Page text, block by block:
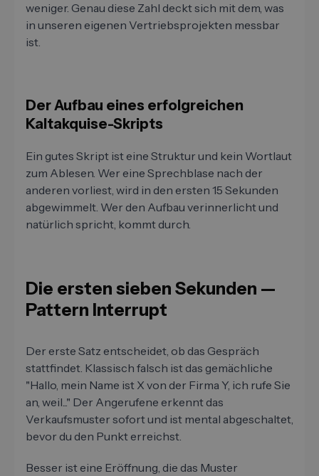
weniger. Genau diese Zahl deckt sich mit dem, was
in unseren eigenen Vertriebsprojekten messbar
ist.
Der Aufbau eines erfolgreichen
Kaltakquise-Skripts
Ein gutes Skript ist eine Struktur und kein Wortlaut
zum Ablesen. Wer eine Sprechblase nach der
anderen vorliest, wird in den ersten 15 Sekunden
abgewimmelt. Wer den Aufbau verinnerlicht und
natürlich spricht, kommt durch.
Die ersten sieben Sekunden —
Pattern Interrupt
Der erste Satz entscheidet, ob das Gespräch
stattfindet. Klassisch falsch ist das gemächliche
"Hallo, mein Name ist X von der Firma Y, ich rufe Sie
an, weil..." Der Angerufene erkennt das
Verkaufsmuster sofort und ist mental abgeschaltet,
bevor du den Punkt erreichst.
Besser ist eine Eröffnung, die das Muster